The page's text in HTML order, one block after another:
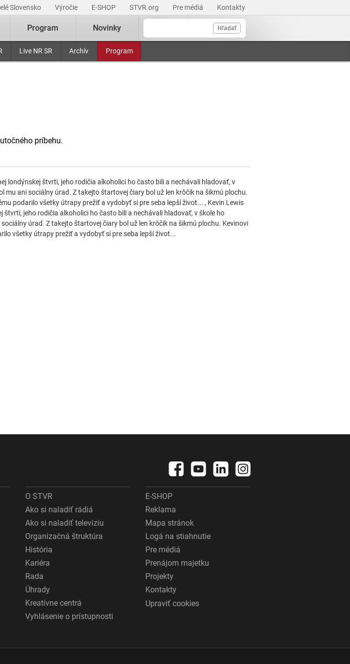
Slovensko Výročie E-SHOP STVR.org Pre médiá Kontakty
Hľadať
Live NR SR Archív Program
Program Novinky
príbehu.
londýnskej štvrti, jeho rodičia alkoholici ho často bili a nechávali hladovať, v
mu ani sociálny úrad. Z takejto štartovej čiary bol už len krôčik na šikmú plochu.
podarilo všetky útrapy prežiť a vydobyť si pre seba lepší život... , Kevin Lewis
štvrti, jeho rodičia alkoholici ho často bili a nechávali hladovať, v škole ho
úrad. Z takejto štartovej čiary bol už len krôčik na šikmú plochu. Kevinovi
všetky útrapy prežiť a vydobyť si pre seba lepší život...
O STVR
Ako si naladiť rádiá
Ako si naladiť televíziu
Organizačná štruktúra
História
Kariéra
Rada
Úhrady
Kreatívne centrá
Vyhlásenie o prístupnosti
E-SHOP
Reklama
Mapa stránok
Logá na stiahnutie
Pre médiá
Prenájom majetku
Projekty
Kontakty
Upraviť cookies